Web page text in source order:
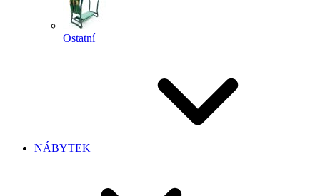
Ostatní
NÁBYTEK